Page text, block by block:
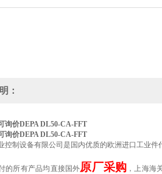
：
询价DEPA DL50-CA-FFT
询价DEPA DL50-CA-FFT
控制设备有限公司是国内优质的欧洲进口工业
的所有产品均直接国外原厂采购 ，上海海